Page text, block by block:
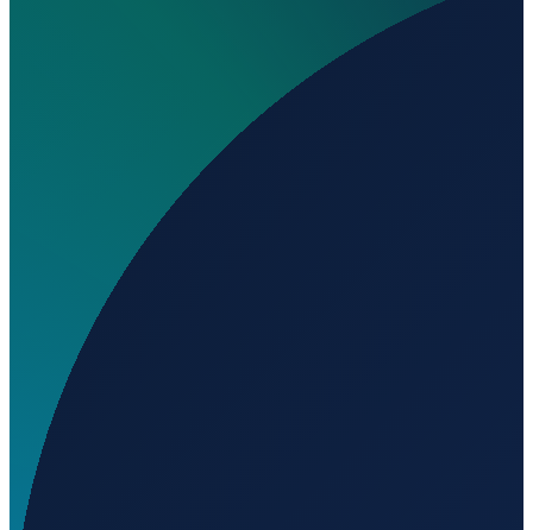
Dove si trova El Rancho Airport?
A che altitudine si trova El Rancho Airport?
Caricamento...
42.33149
1259
Los Angeles